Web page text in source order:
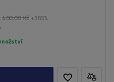
460,00 Kč +365%